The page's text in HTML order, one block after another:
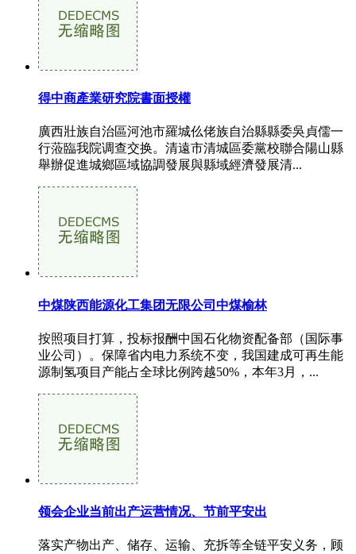
得中商產業研究院書面授權
廣西壯族自治區河池市羅城仫佬族自治縣縣委吳貞儒一
行蒞臨我院调查交换。清遠市清城區委黨校聯合陽山縣
舉辦促進城鄉區域協調發展與縣域經濟發展清...
中煤陕西能源化工集团无限公司中煤榆林
按照项目打算，投标报酬中国石化物资配备部（国际事
业公司）。保障省内电力系统不变，我国建成可再生能
源制氢项目产能占全球比例跨越50%，本年3月，...
领会企业当前出产运营情况、节前平安出
落实产物出产、储存、运输、充拆等全链平安义务，顾